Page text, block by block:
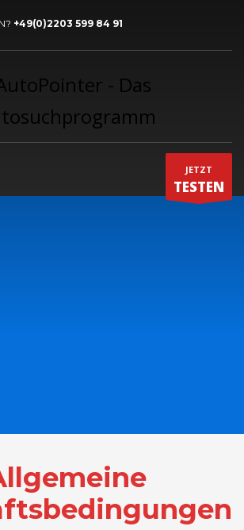
+49(0)2203 599 84 91
JETZT
TESTEN